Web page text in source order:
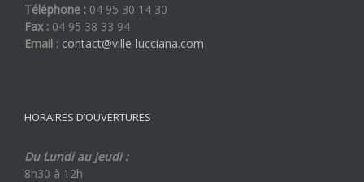
Téléphone : 04 95 30 14 30
Fax : 04 95 38 33 94
Email : contact@ville-lucciana.com
HORAIRES D’OUVERTURES
Du Lundi au Jeudi :
8h30 à 12h